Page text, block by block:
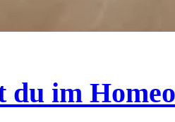
du im